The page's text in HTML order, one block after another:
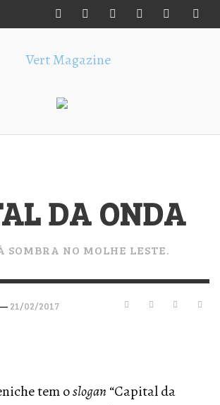
DA ONDA
SOMBRA NO MOLHE LESTE.
21/02/2017
tem oslogan “Capital da